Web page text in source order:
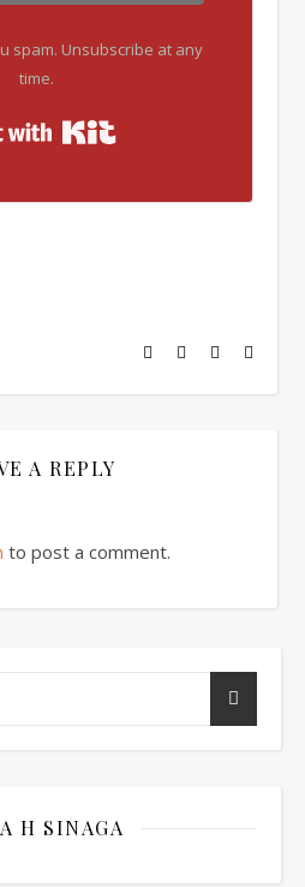
spam. Unsubscribe at any
time.
A REPLY
to post a comment.
H SINAGA